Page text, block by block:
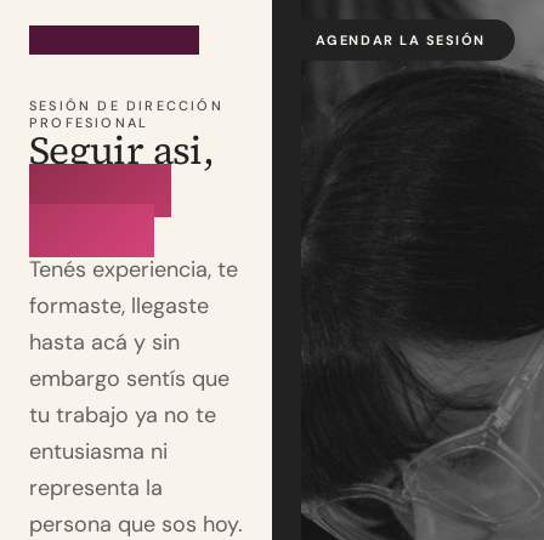
AGENDAR LA SESIÓN
SESIÓN DE DIRECCIÓN
PROFESIONAL
Seguir asi,
ya no es
opción
Tenés experiencia, te
formaste, llegaste
hasta acá y sin
embargo sentís que
tu trabajo ya no te
entusiasma ni
representa la
persona que sos hoy.